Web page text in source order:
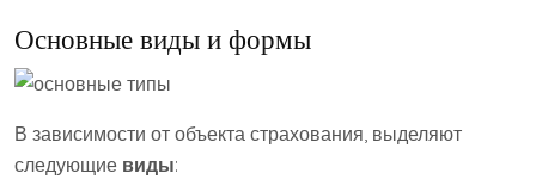
Основные виды и формы
В зависимости от объекта страхования, выделяют
следующие виды: